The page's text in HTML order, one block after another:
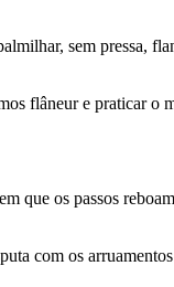
sem pressa,
flâneur e praticar o
que os passos
com os